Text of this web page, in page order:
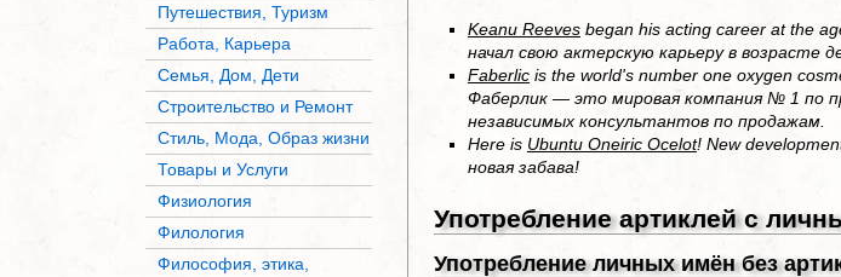
Путешествия, Туризм
Работа, Карьера
Семья, Дом, Дети
Строительство и Ремонт
Стиль, Мода, Образ жизни
Товары и Услуги
Физиология
Филология
Философия, этика,
Keanu Reeves began his acting career at the
начал свою актерскую карьеру в возрасте
Faberlic is the world's number one oxygen
Фаберлик — это мировая компания № 1 по
независимых консультантов по продажам.
Here is Ubuntu Oneiric Ocelot! New
новая забава!
Употребление артиклей с
Употребление личных имён без